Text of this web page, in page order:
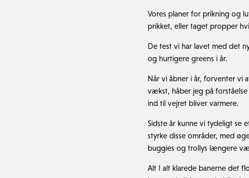
Vores planer for prikning og
prikket, eller taget propper
De test vi har lavet med det
og hurtigere greens i år.
Når vi åbner i år, forventer vi
vækst, håber jeg på
ind til vejret bliver varmere.
Sidste år kunne vi tydeligt se
styrke disse områder, med
buggies og trollys længere
Alt I alt klarede banerne det